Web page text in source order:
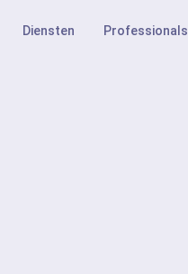
Diensten Professionals